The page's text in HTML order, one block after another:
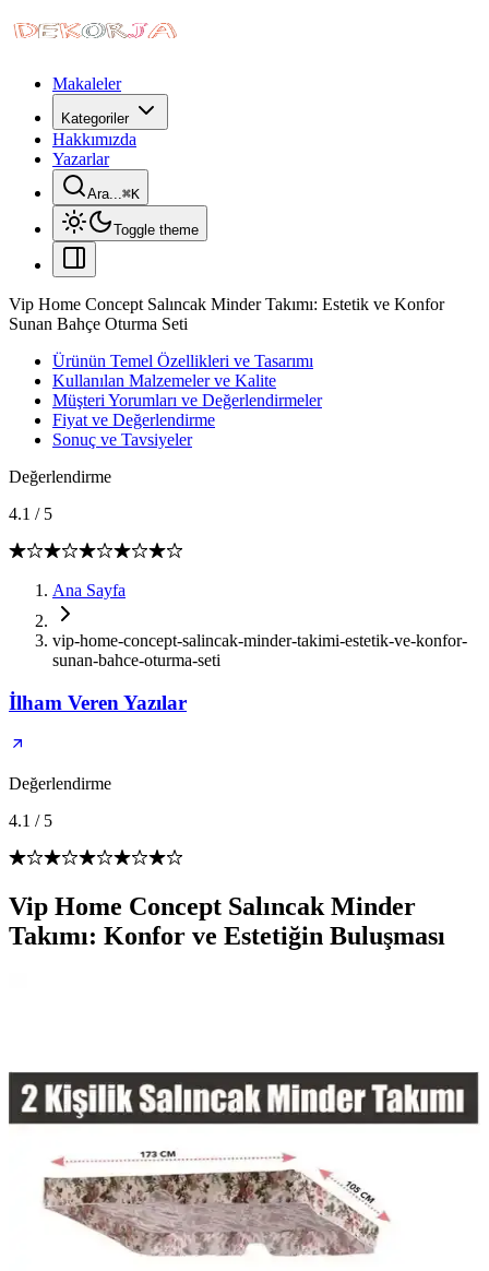
Makaleler
Kategoriler
Hakkımızda
Yazarlar
Ara...⌘K
Toggle theme
Vip Home Concept Salıncak Minder Takımı: Estetik ve Konfor
Sunan Bahçe Oturma Seti
Ürünün Temel Özellikleri ve Tasarımı
Kullanılan Malzemeler ve Kalite
Müşteri Yorumları ve Değerlendirmeler
Fiyat ve Değerlendirme
Sonuç ve Tavsiyeler
Değerlendirme
4.1 / 5
Ana Sayfa
vip-home-concept-salincak-minder-takimi-estetik-ve-konfor-
sunan-bahce-oturma-seti
İlham Veren Yazılar
Değerlendirme
4.1 / 5
Vip Home Concept Salıncak Minder
Takımı: Konfor ve Estetiğin Buluşması